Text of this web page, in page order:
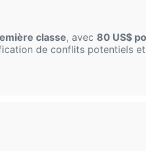
classe, avec 80 US$
de conflits potentiels